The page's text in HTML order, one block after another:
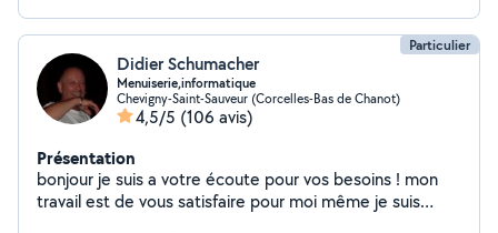
Particulier
Didier Schumacher
Menuiserie,informatique
Chevigny-Saint-Sauveur (Corcelles-Bas de Chanot)
4,5/5 (106 avis)
Présentation
bonjour je suis a votre écoute pour vos besoins ! mon
travail est de vous satisfaire pour moi même je suis